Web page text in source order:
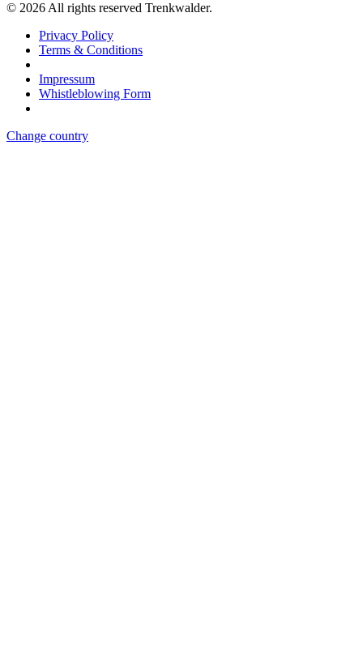
© 2026 All rights reserved Trenkwalder.
Privacy Policy
Terms & Conditions
Impressum
Whistleblowing Form
Change country